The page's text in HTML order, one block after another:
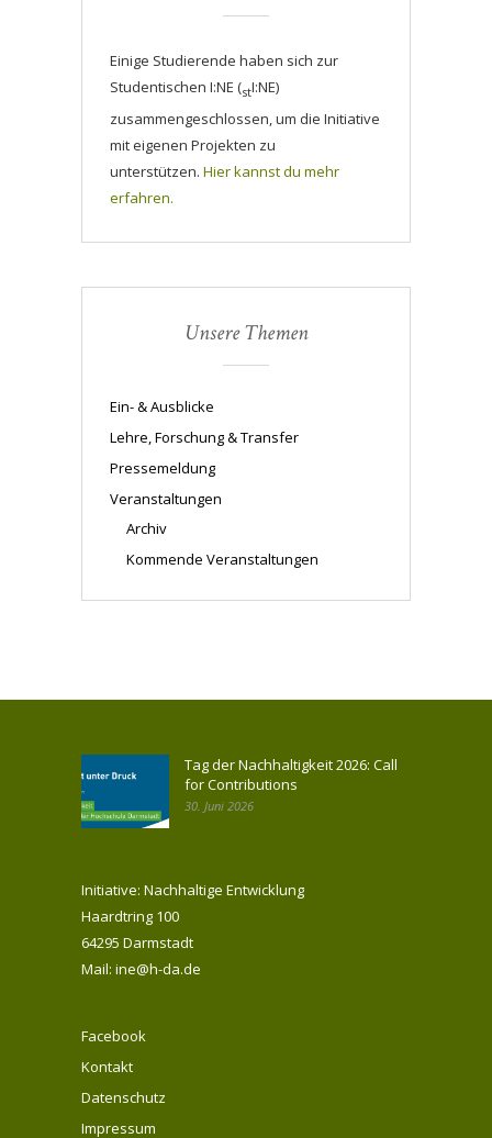
Einige Studierende haben sich zur
Studentischen I:NE (stI:NE)
zusammengeschlossen, um die Initiative
mit eigenen Projekten zu
unterstützen. Hier kannst du mehr
erfahren.
Unsere Themen
Ein- & Ausblicke
Lehre, Forschung & Transfer
Pressemeldung
Veranstaltungen
Archiv
Kommende Veranstaltungen
Tag der Nachhaltigkeit 2026: Call
for Contributions
30. Juni 2026
Initiative: Nachhaltige Entwicklung
Haardtring 100
64295 Darmstadt
Mail: ine@h-da.de
Facebook
Kontakt
Datenschutz
Impressum